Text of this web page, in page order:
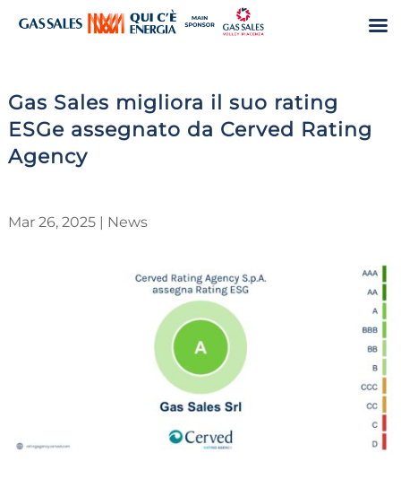
Gas Sales migliora il suo rating
ESGe assegnato da Cerved Rating
Agency
Mar 26, 2025| News